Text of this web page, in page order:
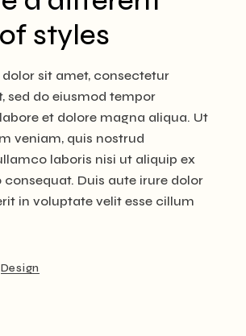
styles
sit amet, consectetur
sed do eiusmod tempor
et dolore magna aliqua. Ut
veniam, quis nostrud
laboris nisi ut aliquip ex
Duis aute irure dolor
in voluptate velit esse cillum
Design